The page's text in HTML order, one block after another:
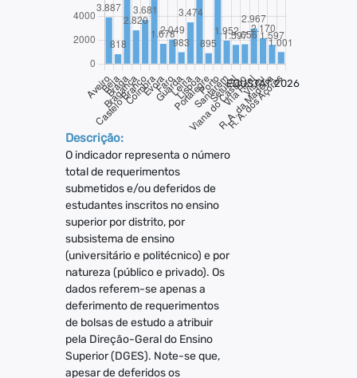
EDUSTAT 2026
Descrição:
O indicador representa o número
total de requerimentos
submetidos e/ou deferidos de
estudantes inscritos no ensino
superior por distrito, por
subsistema de ensino
(universitário e politécnico) e por
natureza (público e privado). Os
dados referem-se apenas a
deferimento de requerimentos
de bolsas de estudo a atribuir
pela Direção-Geral do Ensino
Superior (DGES). Note-se que,
apesar de deferidos os